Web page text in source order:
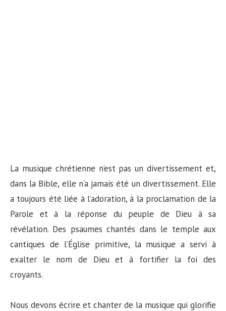
La musique chrétienne n’est pas un divertissement et,
dans la Bible, elle n’a jamais été un divertissement. Elle
a toujours été liée à l’adoration, à la proclamation de la
Parole et à la réponse du peuple de Dieu à sa
révélation. Des psaumes chantés dans le temple aux
cantiques de l’Église primitive, la musique a servi à
exalter le nom de Dieu et à fortifier la foi des
croyants.
Nous devons écrire et chanter de la musique qui glorifie